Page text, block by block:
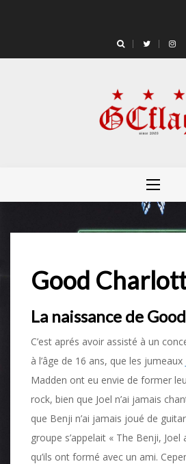
Good
La naissance de
C’est aprés avoir assisté à un
à l’âge de 16 ans, que les jumeaux
Madden ont eu envie de former
rock, bien que Joel n’ai jamais
que Benji n’ai jamais joué de
groupe s’appelait « The Benji, Joel
qu’ils ont formé avec un ami.